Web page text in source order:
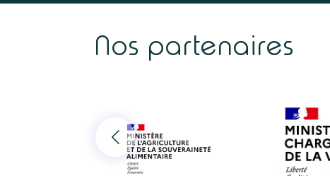
Nos partenaires